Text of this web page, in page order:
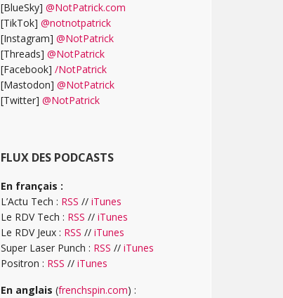
[BlueSky] @NotPatrick.com
[TikTok] @notnotpatrick
[Instagram] @NotPatrick
[Threads] @NotPatrick
[Facebook] /NotPatrick
[Mastodon] @NotPatrick
[Twitter] @NotPatrick
FLUX DES PODCASTS
En français :
L’Actu Tech : RSS // iTunes
Le RDV Tech : RSS // iTunes
Le RDV Jeux : RSS // iTunes
Super Laser Punch : RSS // iTunes
Positron : RSS // iTunes
En anglais (frenchspin.com) :